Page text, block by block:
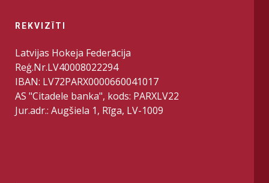
REKVIZĪTI
Latvijas Hokeja Federācija
Reģ.Nr.LV40008022294
IBAN: LV72PARX0000660041017
AS "Citadele banka", kods: PARXLV22
Jur.adr.: Augšiela 1, Rīga, LV-1009